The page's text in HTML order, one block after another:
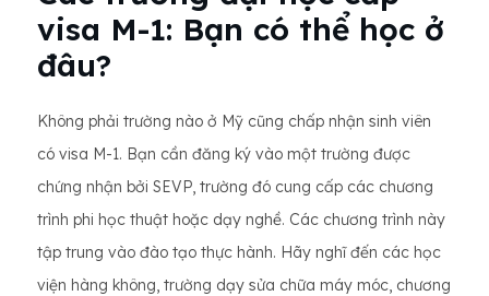
visa M-1: Bạn có thể học ở
đâu?
Không phải trường nào ở Mỹ cũng chấp nhận sinh viên
có visa M-1. Bạn cần đăng ký vào một trường được
chứng nhận bởi SEVP, trường đó cung cấp các chương
trình phi học thuật hoặc dạy nghề. Các chương trình này
tập trung vào đào tạo thực hành. Hãy nghĩ đến các học
viện hàng không, trường dạy sửa chữa máy móc, chương